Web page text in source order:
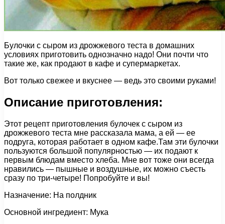
Булочки с сыром из дрожжевого теста в домашних
условиях приготовить однозначно надо! Они почти что
такие же, как продают в кафе и супермаркетах.
Вот только свежее и вкуснее — ведь это своими руками!
Описание приготовления:
Этот рецепт приготовления булочек с сыром из
дрожжевого теста мне рассказала мама, а ей — ее
подруга, которая работает в одном кафе.Там эти булочки
пользуются большой популярностью — их подают к
первым блюдам вместо хлеба. Мне вот тоже они всегда
нравились — пышные и воздушные, их можно съесть
сразу по три-четыре! Попробуйте и вы!
Назначение: На полдник
Основной ингредиент: Мука